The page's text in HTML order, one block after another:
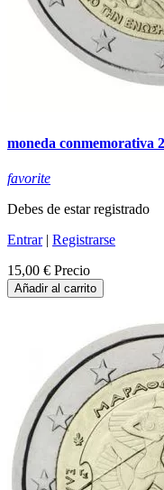
moneda conmemorativa
favorite
Debes de estar registrado
Entrar| Registrarse
15,00 € Precio
Añadir al carrito